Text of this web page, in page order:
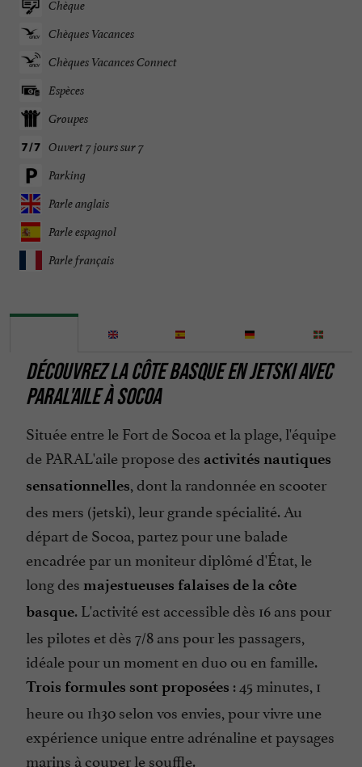
Chèque
Chèques Vacances
Chèques Vacances Connect
Espèces
Groupes
Ouvert 7 jours sur 7
Parking
Parle anglais
Parle espagnol
Parle français
DÉCOUVREZ LA CÔTE BASQUE EN JETSKI AVEC
PARAL'AILE À SOCOA
Située entre le Fort de Socoa et la plage, l'équipe
de PARAL'aile propose des activités nautiques
sensationnelles, dont la randonnée en scooter
des mers (jetski), leur grande spécialité. Au
départ de Socoa, partez pour une balade
encadrée par un moniteur diplômé d'État, le
long des majestueuses falaises de la côte
basque. L'activité est accessible dès 16 ans pour
les pilotes et dès 7/8 ans pour les passagers,
idéale pour un moment en duo ou en famille.
Trois formules sont proposées : 45 minutes, 1
heure ou 1h30 selon vos envies, pour vivre une
expérience unique entre adrénaline et paysages
marins à couper le souffle.